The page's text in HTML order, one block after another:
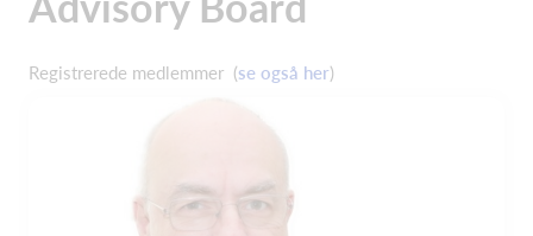
Registrerede medlemmer (se også her)